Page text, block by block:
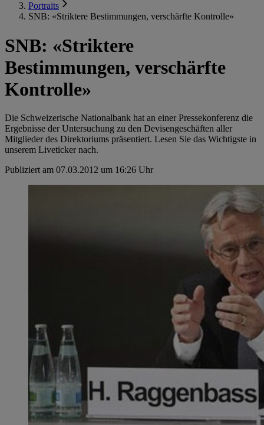
Portraits
SNB: «Striktere Bestimmungen, verschärfte Kontrolle»
SNB: «Striktere
Bestimmungen, verschärfte
Kontrolle»
Die Schweizerische Nationalbank hat an einer Pressekonferenz die
Ergebnisse der Untersuchung zu den Devisengeschäften aller
Mitglieder des Direktoriums präsentiert. Lesen Sie das Wichtigste in
unserem Liveticker nach.
Publiziert am 07.03.2012 um 16:26 Uhr